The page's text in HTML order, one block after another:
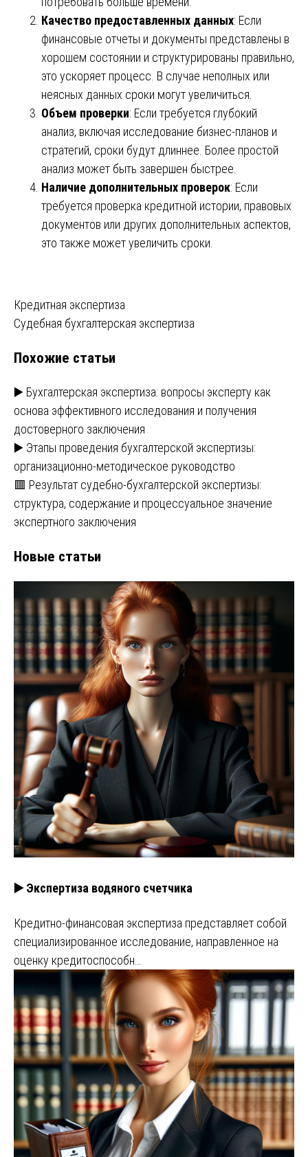
Качество предоставленных данных: Если
финансовые отчеты и документы представлены в
хорошем состоянии и структурированы правильно,
это ускоряет процесс. В случае неполных или
неясных данных сроки могут увеличиться.
Объем проверки: Если требуется глубокий
анализ, включая исследование бизнес-планов и
стратегий, сроки будут длиннее. Более простой
анализ может быть завершен быстрее.
Наличие дополнительных проверок: Если
требуется проверка кредитной истории, правовых
документов или других дополнительных аспектов,
это также может увеличить сроки.
Навигация
по
записям
Кредитная экспертиза
Судебная бухгалтерская экспертиза
Похожие статьи
▶️ Бухгалтерская экспертиза: вопросы эксперту как
основа эффективного исследования и получения
достоверного заключения
▶️ Этапы проведения бухгалтерской экспертизы:
организационно-методическое руководство
🟥 Результат судебно-бухгалтерской экспертизы:
структура, содержание и процессуальное значение
экспертного заключения
Новые статьи
▶️ Экспертиза водяного счетчика
Кредитно-финансовая экспертиза представляет собой
специализированное исследование, направленное на
оценку кредитоспособн…